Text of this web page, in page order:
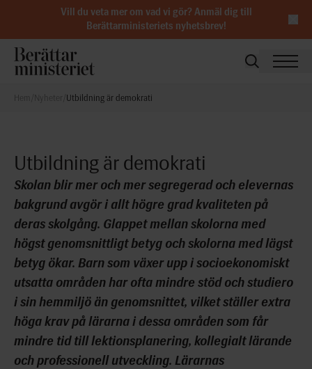
Vill du veta mer om vad vi gör? Anmäl dig till
Berättarministeriets nyhetsbrev!
Utbildning är demokrati
Utbildning är demokrati
Skolan blir mer och mer segregerad och elevernas
bakgrund avgör i allt högre grad kvaliteten på
deras skolgång. Glappet mellan skolorna med
högst genomsnittligt betyg och skolorna med lägst
betyg ökar. Barn som växer upp i socioekonomiskt
utsatta områden har ofta mindre stöd och studiero
i sin hemmiljö än genomsnittet, vilket ställer extra
höga krav på lärarna i dessa områden som får
mindre tid till lektionsplanering, kollegialt lärande
och professionell utveckling. Lärarnas